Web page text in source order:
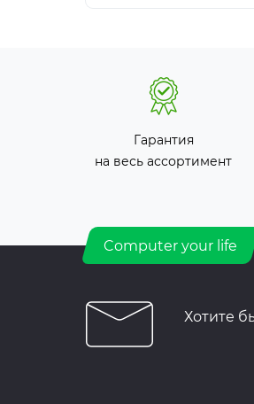
Гарантия
на весь ассортимент
Computer your life
Хотите